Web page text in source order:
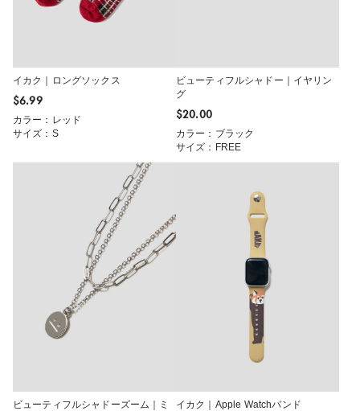
イカク｜ロングソックス
$‌6.99
カラー：レッド
サイズ：S
ビューティフルシャドー｜イヤリン
グ
$‌20.00
カラー：ブラック
サイズ：FREE
ビューティフルシャドーズーム｜ミ
イカク｜Apple Watchバンド